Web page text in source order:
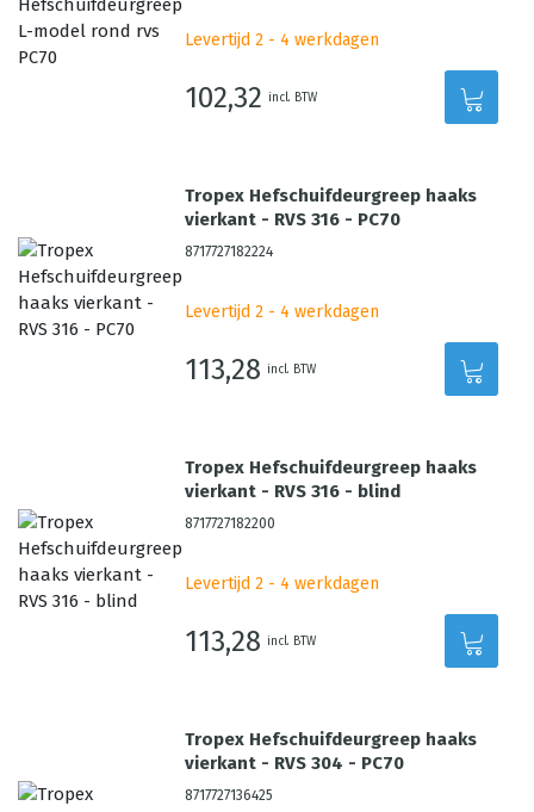
Levertijd 2 - 4 werkdagen
102,32 incl. BTW
Tropex Hefschuifdeurgreep haaks
vierkant - RVS 316 - PC70
8717727182224
Levertijd 2 - 4 werkdagen
113,28 incl. BTW
Tropex Hefschuifdeurgreep haaks
vierkant - RVS 316 - blind
8717727182200
Levertijd 2 - 4 werkdagen
113,28 incl. BTW
Tropex Hefschuifdeurgreep haaks
vierkant - RVS 304 - PC70
8717727136425